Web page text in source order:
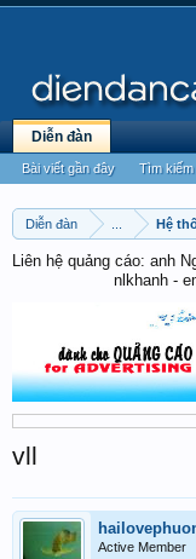
Diễn đàn Hệ
Liên hệ quảng cáo: anh
nlkhanh -
vll
Active Member
Diễn đàn
Bài viết gần đây Tìm kiếm